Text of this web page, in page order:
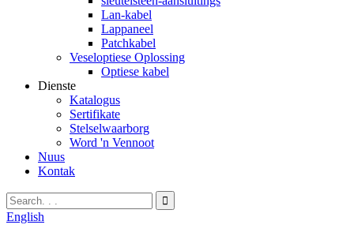
Lan-kabel
Lappaneel
Patchkabel
Veseloptiese Oplossing
Optiese kabel
Dienste
Katalogus
Sertifikate
Stelselwaarborg
Word 'n Vennoot
Nuus
Kontak
English